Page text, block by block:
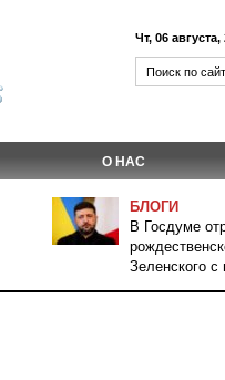
Чт, 06 августа,
О НАС
БЛОГИ
В Госдуме
Зеленского